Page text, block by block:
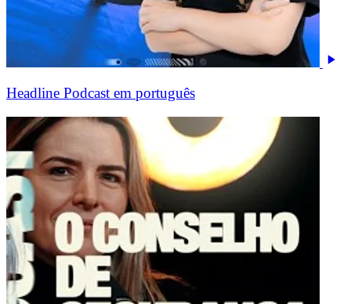
Headline Podcast em português